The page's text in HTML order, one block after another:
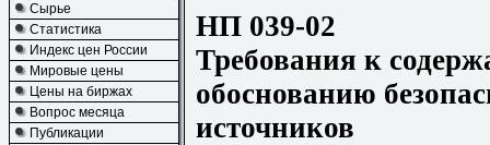
Сырье
Статистика
Индекс цен России
Мировые цены
Цены на биржах
Вопрос месяца
Публикации
НП 039-02
Требования к
обоснованию
источников